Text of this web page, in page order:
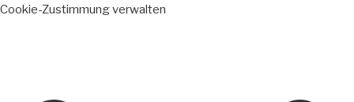
Cookie-Zustimmung verwalten